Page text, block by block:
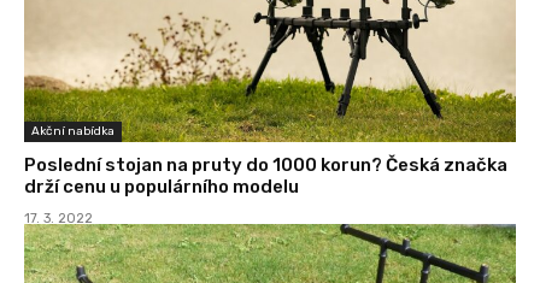
Akční nabídka
Poslední stojan na pruty do 1000 korun? Česká značka
drží cenu u populárního modelu
17. 3. 2022